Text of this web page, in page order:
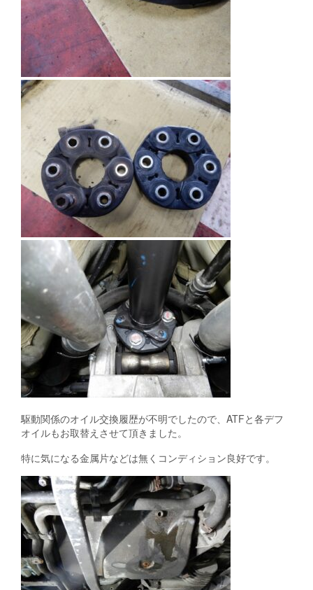
駆動関係のオイル交換履歴が不明でしたので、ATFと各デフ
オイルもお取替えさせて頂きました。
特に気になる金属片などは無くコンディション良好です。